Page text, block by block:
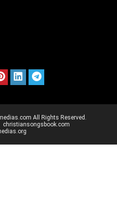
All Rights Reserved.
christiansongsbook.com